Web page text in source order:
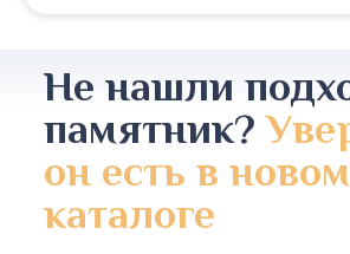
Не нашли
памятник?
он есть в новом
каталоге